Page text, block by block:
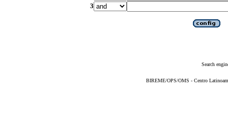
3
Search
BIREME/OPS/OMS - Centro